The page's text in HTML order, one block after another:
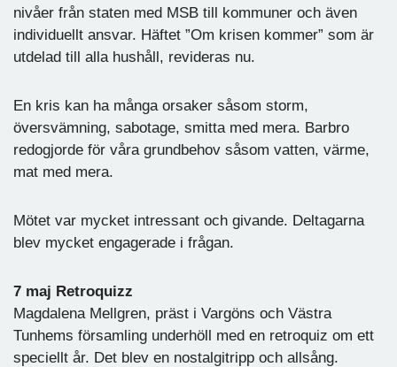
nivåer från staten med MSB till kommuner och även
individuellt ansvar. Häftet ”Om krisen kommer” som är
utdelad till alla hushåll, revideras nu.
En kris kan ha många orsaker såsom storm,
översvämning, sabotage, smitta med mera. Barbro
redogjorde för våra grundbehov såsom vatten, värme,
mat med mera.
Mötet var mycket intressant och givande. Deltagarna
blev mycket engagerade i frågan.
7 maj Retroquizz
Magdalena Mellgren, präst i Vargöns och Västra
Tunhems församling underhöll med en retroquiz om ett
speciellt år. Det blev en nostalgitripp och allsång.